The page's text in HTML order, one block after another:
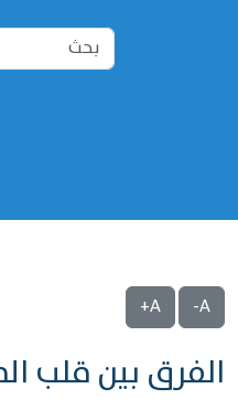
A-
A+
الفرق بين قلب